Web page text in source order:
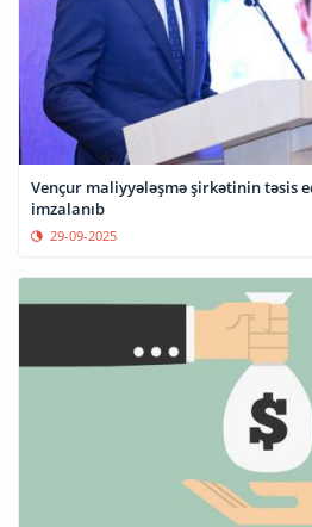
Vençur maliyyələşmə şirkətinin təsis
imzalanıb
29-09-2025